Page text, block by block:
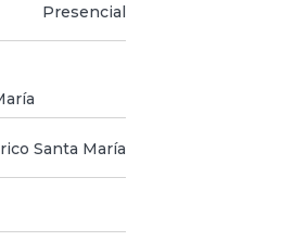
Presencial
Santa María